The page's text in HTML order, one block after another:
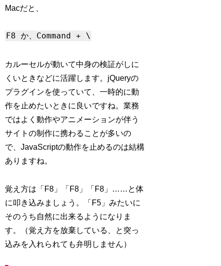
Macだと、
F8 か、Command + \
カルーセルが動いて中身の検証がしに
くいときなどに活躍します。jQueryの
プラグインを使っていて、一時的に動
作を止めたいときに良いですね。業務
ではよく動作やアニメーションが伴う
サイトの制作に携わることが多いの
で、JavaScriptの動作を止めるのは結構
ありますね。
覚え方は「F8」「F8」「F8」……と体
に叩き込みましょう。「F5」みたいに
そのうち自然に出来るようになりま
す。（覚え方を放棄している、と突っ
込みを入れられても弁明しません）